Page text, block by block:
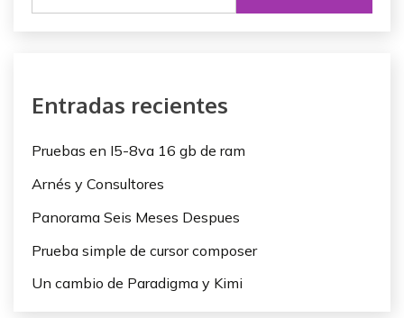
Entradas recientes
Pruebas en I5-8va 16 gb de ram
Arnés y Consultores
Panorama Seis Meses Despues
Prueba simple de cursor composer
Un cambio de Paradigma y Kimi